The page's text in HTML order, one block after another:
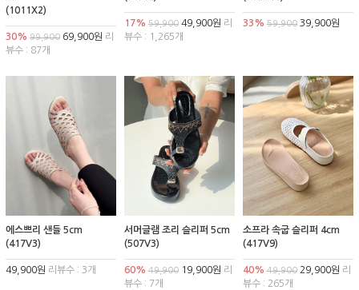
(1011X2)
30% 99,900 69,900원 리
뷰수 : 87개
17% 59,90049,900원 리
뷰수 : 1,265개
33% 59,90039,900원
에스쁘리 샌들 5cm
(417V3)
49,900원 리뷰수 : 3개
서머글램 조리 슬리퍼 5cm
(507V3)
60% 49,90019,900원 리
뷰수 : 7개
소프라 속굽 슬리퍼 4cm
(417V9)
40% 49,90029,900원 리
뷰수 : 265개